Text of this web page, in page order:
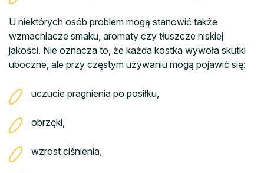
U niektórych osób problem mogą stanowić także
wzmacniacze smaku, aromaty czy tłuszcze niskiej
jakości. Nie oznacza to, że każda kostka wywoła skutki
uboczne, ale przy częstym używaniu mogą pojawić się:
uczucie pragnienia po posiłku,
obrzęki,
wzrost ciśnienia,